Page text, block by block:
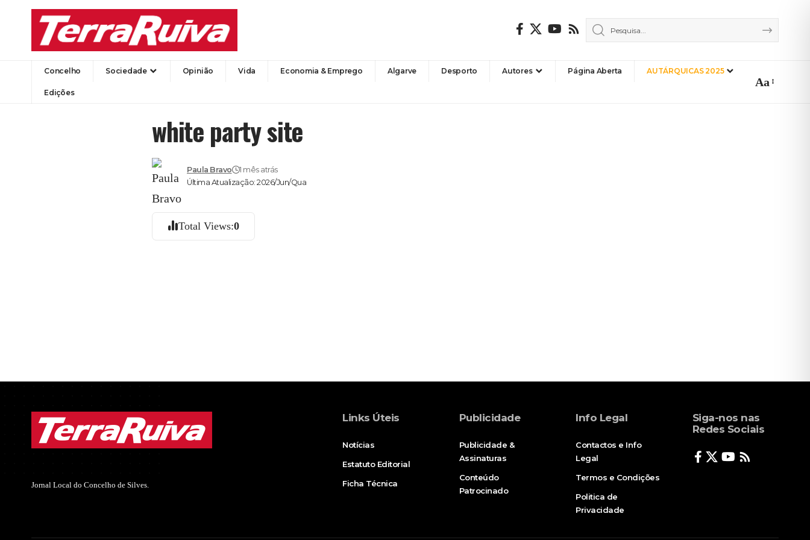
Concelho Sociedade Opinião Vida Economia & Emprego Algarve Desporto Autores Página Aberta AUTÁRQUICAS 2025
Edições
Aa
white party site
Última Atualização: 2026/Jun/Qua
Paula Bravo 1 mês atrás
Total Views:0
Jornal Local do Concelho de Silves.
Links Úteis
Notícias
Estatuto Editorial
Ficha Técnica
Publicidade
Publicidade &
Assinaturas
Conteúdo
Patrocinado
Info Legal
Contactos e Info
Legal
Termos e Condições
Politica de
Privacidade
Siga-nos nas
Redes Sociais